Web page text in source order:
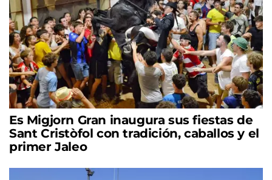
Es Migjorn Gran inaugura sus fiestas de
Sant Cristòfol con tradición, caballos y el
primer Jaleo